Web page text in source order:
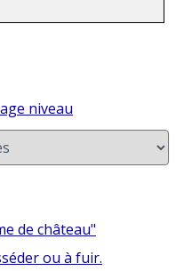
age niveau
de château"
ou à fuir.